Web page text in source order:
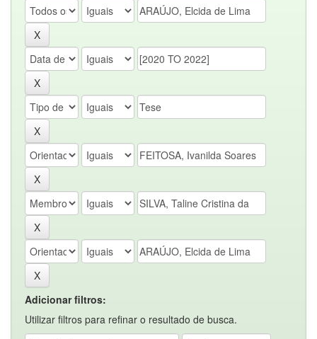
Adicionar filtros:
Utilizar filtros para refinar o resultado de busca.